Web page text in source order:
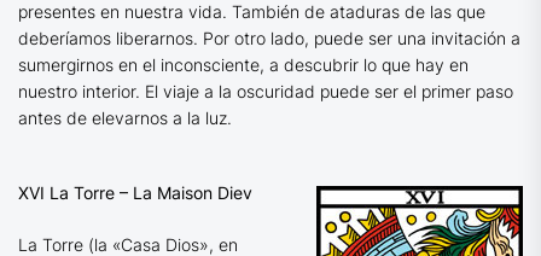
presentes en nuestra vida. También de ataduras de las que
deberíamos liberarnos. Por otro lado, puede ser una invitación a
sumergirnos en el inconsciente, a descubrir lo que hay en
nuestro interior. El viaje a la oscuridad puede ser el primer paso
antes de elevarnos a la luz.
XVI La Torre – La Maison Diev
La Torre (la «Casa Dios», en